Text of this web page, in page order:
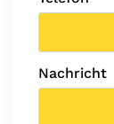
Nachricht